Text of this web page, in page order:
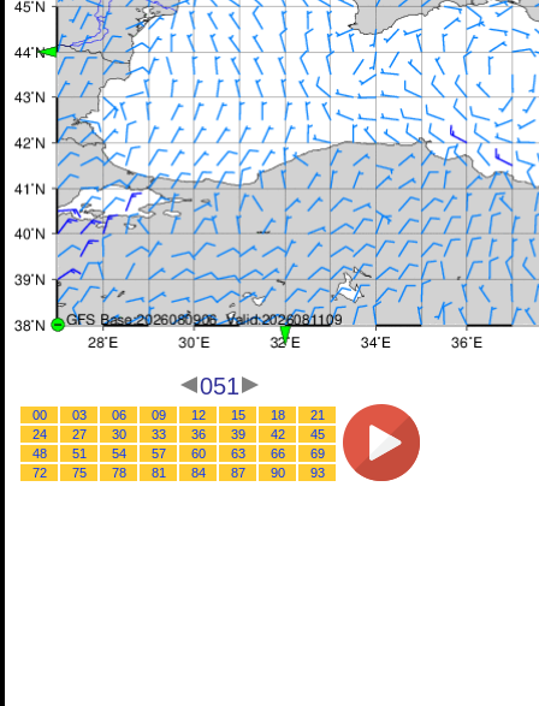
051
00 03 06 09 12 15 18
21
24
27 30 33 36 39 42
45
48
51 54 57 60 63 66
69
72
75 78 81 84 87 90 93